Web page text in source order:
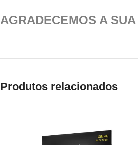
AGRADECEMOS A
Produtos relacionados